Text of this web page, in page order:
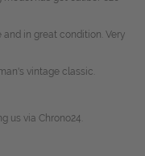
in great condition. Very
vintage classic.
us via Chrono24.